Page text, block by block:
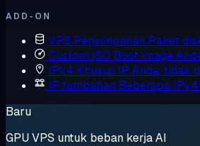
ADD-ON
VPS Penyimpanan Paket
Custom ISO Boot image
IPv4 Khusus IP Anda, tidak
IP tambahan Beberapa
Baru
GPU VPS untuk beban kerja AI